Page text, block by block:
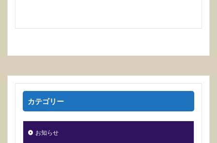
カテゴリー
お知らせ